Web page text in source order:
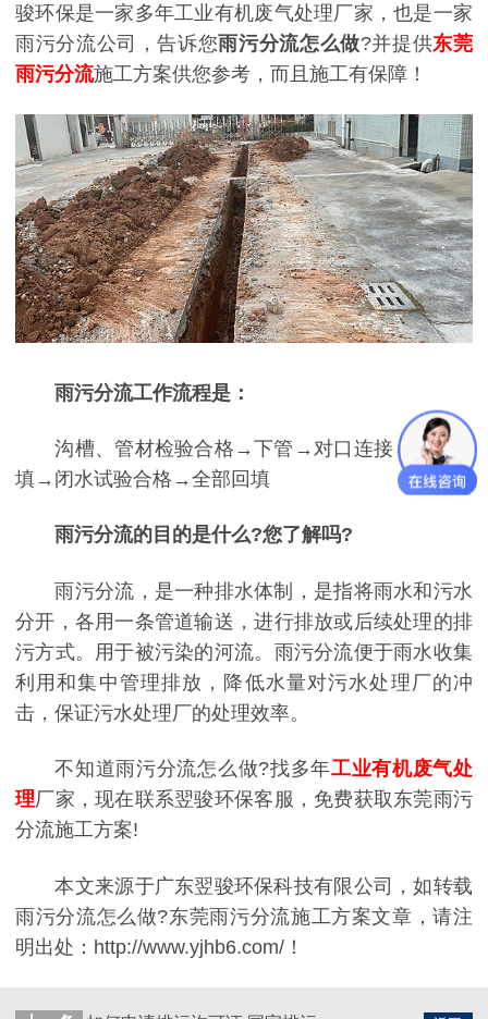
骏环保是一家多年工业有机废气处理厂家，也是一家
雨污分流公司，告诉您雨污分流怎么做?并提供东莞
雨污分流施工方案供您参考，而且施工有保障！
雨污分流工作流程是：
沟槽、管材检验合格→下管→对口连接→部分回
填→闭水试验合格→全部回填
雨污分流的目的是什么?您了解吗?
雨污分流，是一种排水体制，是指将雨水和污水
分开，各用一条管道输送，进行排放或后续处理的排
污方式。用于被污染的河流。雨污分流便于雨水收集
利用和集中管理排放，降低水量对污水处理厂的冲
击，保证污水处理厂的处理效率。
不知道雨污分流怎么做?找多年工业有机废气处
理厂家，现在联系翌骏环保客服，免费获取东莞雨污
分流施工方案!
本文来源于广东翌骏环保科技有限公司，如转载
雨污分流怎么做?东莞雨污分流施工方案文章，请注
明出处：http://www.yjhb6.com/！